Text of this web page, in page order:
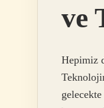
ve
Hepimiz